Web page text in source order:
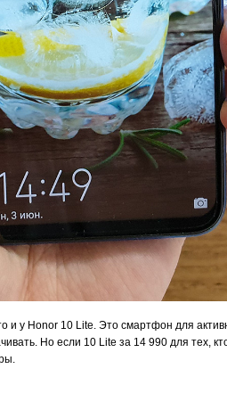
и у Honor 10 Lite. Это смартфон для
Но если 10 Lite за 14 990 для тех,